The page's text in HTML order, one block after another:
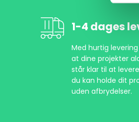
1-4 dages
Med hurtig
at dine projekter
står klar til at
du kan holde dit
uden afbrydelser.